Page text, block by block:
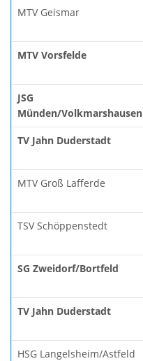
MTV Geismar
MTV Vorsfelde
JSG
Münden/Volkmarshausen
TV Jahn Duderstadt
MTV Groß Lafferde
TSV Schöppenstedt
SG Zweidorf/Bortfeld
TV Jahn Duderstadt
HSG Langelsheim/Astfeld